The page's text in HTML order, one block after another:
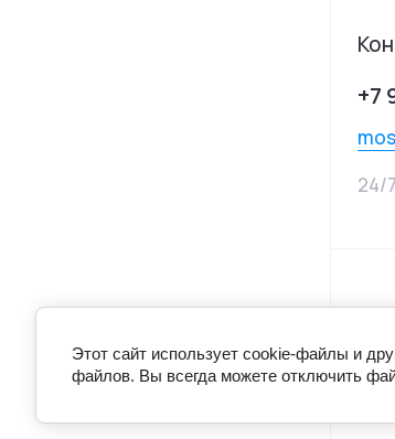
+7
24/
©
Этот сайт использует cookie-файлы и
файлов. Вы всегда можете отключить